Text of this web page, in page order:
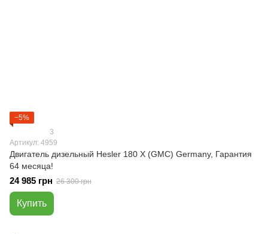
−5%
3
Артикул: 4959
Двигатель дизельный Hesler 180 Х (GMC) Germany, Гарантия
64 месяца!
24 985 грн 26 300 грн
Купить